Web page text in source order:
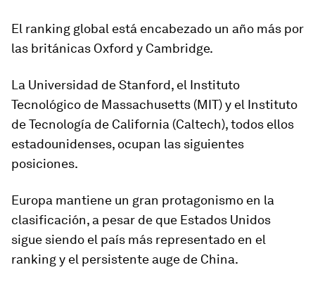
El ranking global está encabezado un año más por
las británicas Oxford y Cambridge.
La Universidad de Stanford, el Instituto
Tecnológico de Massachusetts (MIT) y el Instituto
de Tecnología de California (Caltech), todos ellos
estadounidenses, ocupan las siguientes
posiciones.
Europa mantiene un gran protagonismo en la
clasificación, a pesar de que Estados Unidos
sigue siendo el país más representado en el
ranking y el persistente auge de China.